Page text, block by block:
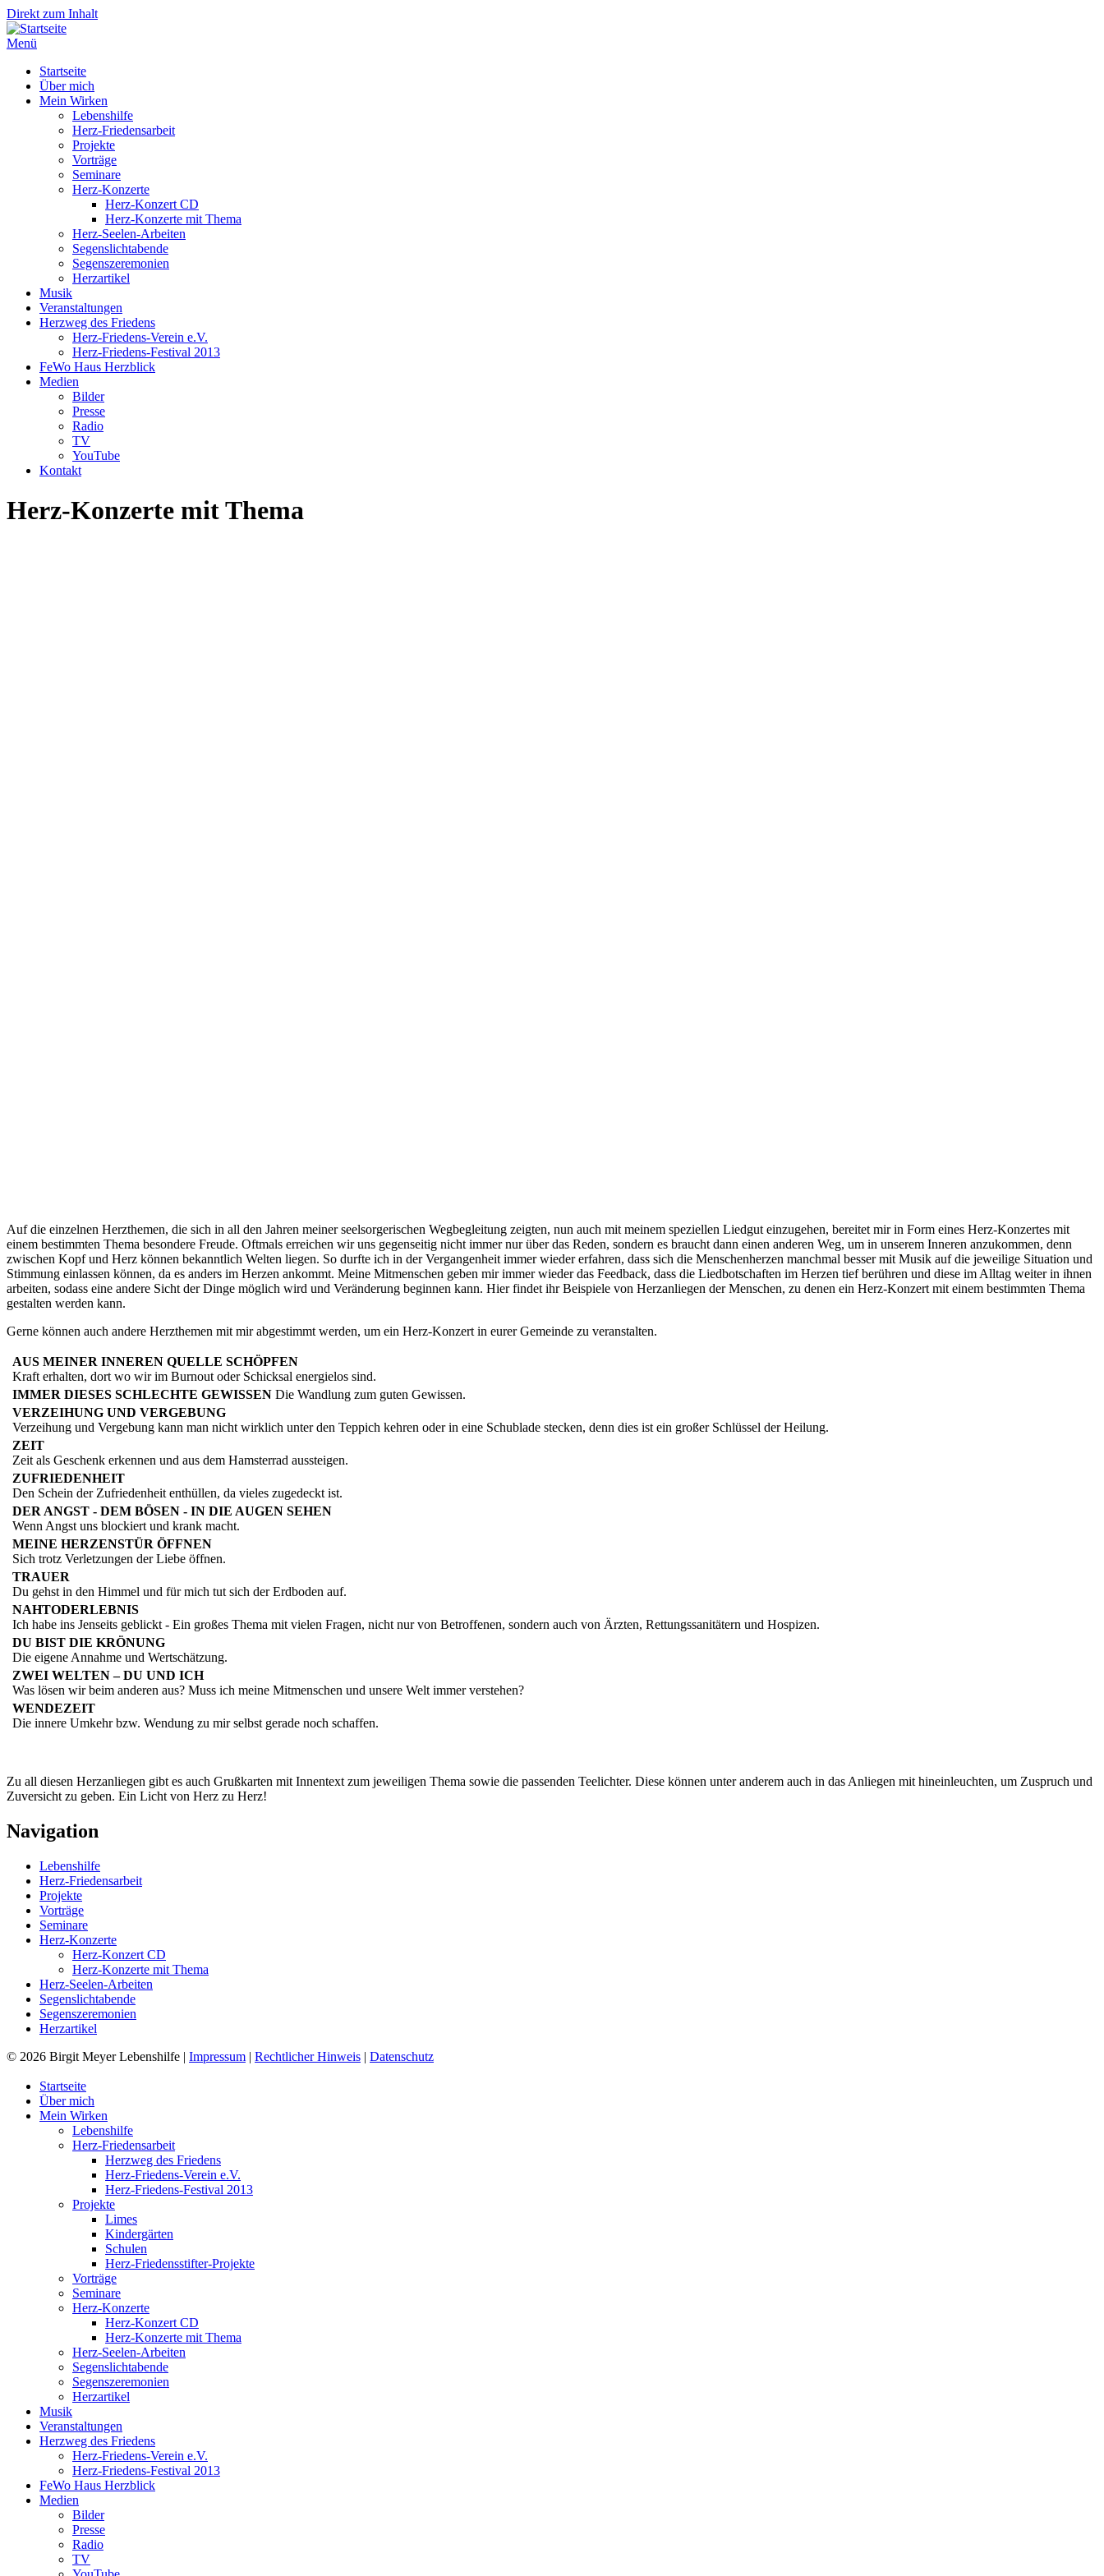
Direkt zum Inhalt
Menü
Startseite
Über mich
Mein Wirken
Lebenshilfe
Herz-Friedensarbeit
Projekte
Vorträge
Seminare
Herz-Konzerte
Herz-Konzert CD
Herz-Konzerte mit Thema
Herz-Seelen-Arbeiten
Segenslichtabende
Segenszeremonien
Herzartikel
Musik
Veranstaltungen
Herzweg des Friedens
Herz-Friedens-Verein e.V.
Herz-Friedens-Festival 2013
FeWo Haus Herzblick
Medien
Bilder
Presse
Radio
TV
YouTube
Kontakt
Herz-Konzerte mit Thema
Auf die einzelnen Herzthemen, die sich in all den Jahren meiner seelsorgerischen Wegbegleitung zeigten, nun auch mit meinem speziellen Liedgut einzugehen, bereitet mir in Form eines Herz-Konzertes mit
einem bestimmten Thema besondere Freude. Oftmals erreichen wir uns gegenseitig nicht immer nur über das Reden, sondern es braucht dann einen anderen Weg, um in unserem Inneren anzukommen, denn
zwischen Kopf und Herz können bekanntlich Welten liegen. So durfte ich in der Vergangenheit immer wieder erfahren, dass sich die Menschenherzen manchmal besser mit Musik auf die jeweilige Situation und
Stimmung einlassen können, da es anders im Herzen ankommt. Meine Mitmenschen geben mir immer wieder das Feedback, dass die Liedbotschaften im Herzen tief berühren und diese im Alltag weiter in ihnen
arbeiten, sodass eine andere Sicht der Dinge möglich wird und Veränderung beginnen kann. Hier findet ihr Beispiele von Herzanliegen der Menschen, zu denen ein Herz-Konzert mit einem bestimmten Thema
gestalten werden kann.
Gerne können auch andere Herzthemen mit mir abgestimmt werden, um ein Herz-Konzert in eurer Gemeinde zu veranstalten.
AUS MEINER INNEREN QUELLE SCHÖPFEN
Kraft erhalten, dort wo wir im Burnout oder Schicksal energielos sind.
IMMER DIESES SCHLECHTE GEWISSEN Die Wandlung zum guten Gewissen.
VERZEIHUNG UND VERGEBUNG
Verzeihung und Vergebung kann man nicht wirklich unter den Teppich kehren oder in eine Schublade stecken, denn dies ist ein großer Schlüssel der Heilung.
ZEIT
Zeit als Geschenk erkennen und aus dem Hamsterrad aussteigen.
ZUFRIEDENHEIT
Den Schein der Zufriedenheit enthüllen, da vieles zugedeckt ist.
DER ANGST - DEM BÖSEN - IN DIE AUGEN SEHEN
Wenn Angst uns blockiert und krank macht.
MEINE HERZENSTÜR ÖFFNEN
Sich trotz Verletzungen der Liebe öffnen.
TRAUER
Du gehst in den Himmel und für mich tut sich der Erdboden auf.
NAHTODERLEBNIS
Ich habe ins Jenseits geblickt - Ein großes Thema mit vielen Fragen, nicht nur von Betroffenen, sondern auch von Ärzten, Rettungssanitätern und Hospizen.
DU BIST DIE KRÖNUNG
Die eigene Annahme und Wertschätzung.
ZWEI WELTEN – DU UND ICH
Was lösen wir beim anderen aus? Muss ich meine Mitmenschen und unsere Welt immer verstehen?
WENDEZEIT
Die innere Umkehr bzw. Wendung zu mir selbst gerade noch schaffen.
Zu all diesen Herzanliegen gibt es auch Grußkarten mit Innentext zum jeweiligen Thema sowie die passenden Teelichter. Diese können unter anderem auch in das Anliegen mit hineinleuchten, um Zuspruch und
Zuversicht zu geben. Ein Licht von Herz zu Herz!
Navigation
Lebenshilfe
Herz-Friedensarbeit
Projekte
Vorträge
Seminare
Herz-Konzerte
Herz-Konzert CD
Herz-Konzerte mit Thema
Herz-Seelen-Arbeiten
Segenslichtabende
Segenszeremonien
Herzartikel
© 2026 Birgit Meyer Lebenshilfe | Impressum | Rechtlicher Hinweis | Datenschutz
Startseite
Über mich
Mein Wirken
Lebenshilfe
Herz-Friedensarbeit
Herzweg des Friedens
Herz-Friedens-Verein e.V.
Herz-Friedens-Festival 2013
Projekte
Limes
Kindergärten
Schulen
Herz-Friedensstifter-Projekte
Vorträge
Seminare
Herz-Konzerte
Herz-Konzert CD
Herz-Konzerte mit Thema
Herz-Seelen-Arbeiten
Segenslichtabende
Segenszeremonien
Herzartikel
Musik
Veranstaltungen
Herzweg des Friedens
Herz-Friedens-Verein e.V.
Herz-Friedens-Festival 2013
FeWo Haus Herzblick
Medien
Bilder
Presse
Radio
TV